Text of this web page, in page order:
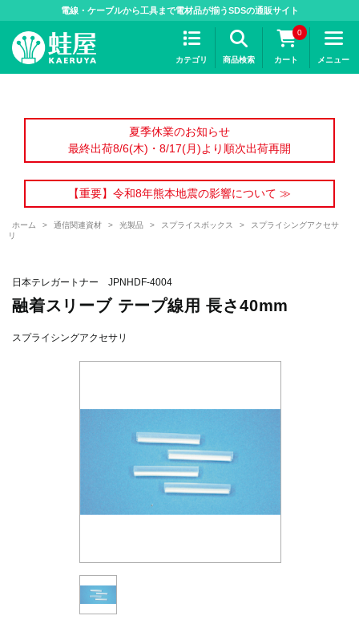
電線・ケーブルから工具まで電材品が揃うSDSの通販サイト
カテゴリ 商品検索
0
カート メニュー
夏季休業のお知らせ
最終出荷8/6(木)・8/17(月)より順次出荷再開
【重要】令和8年熊本地震の影響について ≫
ホーム > 通信関連資材 > 光製品 > スプライスボックス >
スプライシングアクセサ
リ
日本テレガートナー JPNHDF-4004
融着スリーブ テープ線用 長さ40mm
スプライシングアクセサリ